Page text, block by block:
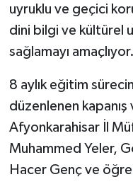
uyruklu ve geçici
dini bilgi ve kültürel
sağlamayı amaçlıyor.
8 aylık eğitim
düzenlenen
Afyonkarahisar İl
Muhammed Yeler,
Hacer Genç ve
İNSAN
Jandarma
Kadın
KÜLTÜR SANAT